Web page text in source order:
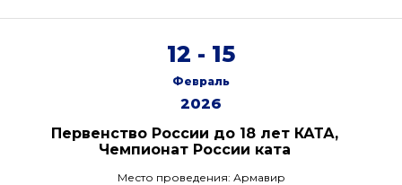
12 - 15
Февраль
2026
Первенство России до 18 лет КАТА,
Чемпионат России ката
Место проведения: Армавир